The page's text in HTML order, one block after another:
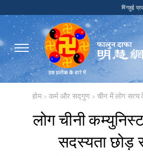
मिंगहुई
होम > कर्म और सद्गुण > चीन में लोग
​लोग चीनी कम्युनिस्ट
सदस्यता छोड़